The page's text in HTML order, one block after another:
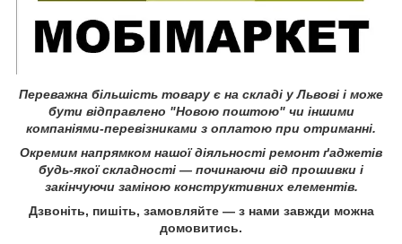
Переважна більшість товару є на складі у Львові і може
бути відправлено "Новою поштою" чи іншими
компаніями-перевізниками з оплатою при отриманні.
Окремим напрямком нашої діяльності ремонт ґаджетів
будь-якої складності ― починаючи від прошивки і
закінчуючи заміною конструктивних елементів.
Дзвоніть, пишіть, замовляйте ― з нами завжди можна
домовитись.